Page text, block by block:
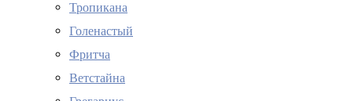
Тропикана
Голенастый
Фритча
Ветстайна